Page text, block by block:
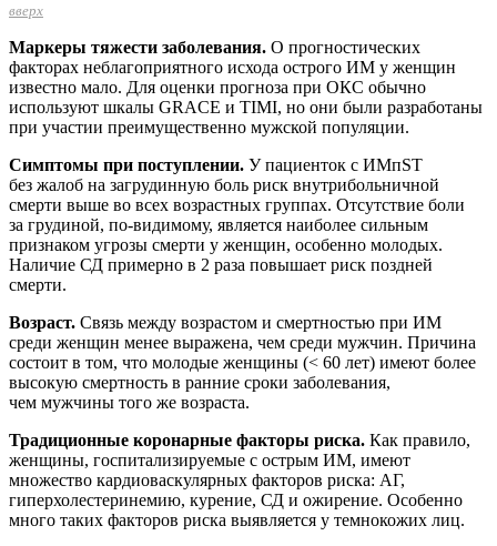
вверх
Маркеры тяжести заболевания. О прогностических
факторах неблагоприятного исхода острого ИМ у женщин
известно мало. Для оценки прогноза при ОКС обычно
используют шкалы GRACE и TIMI, но они были разработаны
при участии преимущественно мужской популяции.
Симптомы при поступлении. У пациенток с ИМпST
без жалоб на загрудинную боль риск внутрибольничной
смерти выше во всех возрастных группах. Отсутствие боли
за грудиной, по-видимому, является наиболее сильным
признаком угрозы смерти у женщин, особенно молодых.
Наличие СД примерно в 2 раза повышает риск поздней
смерти.
Возраст. Связь между возрастом и смертностью при ИМ
среди женщин менее выражена, чем среди мужчин. Причина
состоит в том, что молодые женщины (< 60 лет) имеют более
высокую смертность в ранние сроки заболевания,
чем мужчины того же возраста.
Традиционные коронарные факторы риска. Как правило,
женщины, госпитализируемые с острым ИМ, имеют
множество кардиоваскулярных факторов риска: АГ,
гиперхолестеринемию, курение, СД и ожирение. Особенно
много таких факторов риска выявляется у темнокожих лиц.